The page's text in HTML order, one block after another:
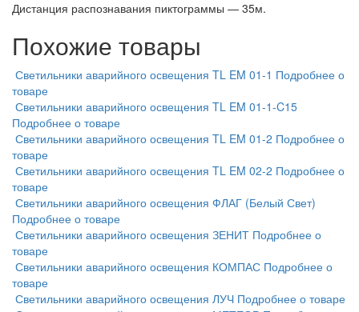
Дистанция распознавания пиктограммы — 35м.
Похожие товары
Светильники аварийного освещения TL EM 01-1 Подробнее о
товаре
Светильники аварийного освещения TL EM 01-1-C15
Подробнее о товаре
Светильники аварийного освещения TL EM 01-2 Подробнее о
товаре
Светильники аварийного освещения TL EM 02-2 Подробнее о
товаре
Светильники аварийного освещения ФЛАГ (Белый Свет)
Подробнее о товаре
Светильники аварийного освещения ЗЕНИТ Подробнее о
товаре
Светильники аварийного освещения КОМПАС Подробнее о
товаре
Светильники аварийного освещения ЛУЧ Подробнее о товаре